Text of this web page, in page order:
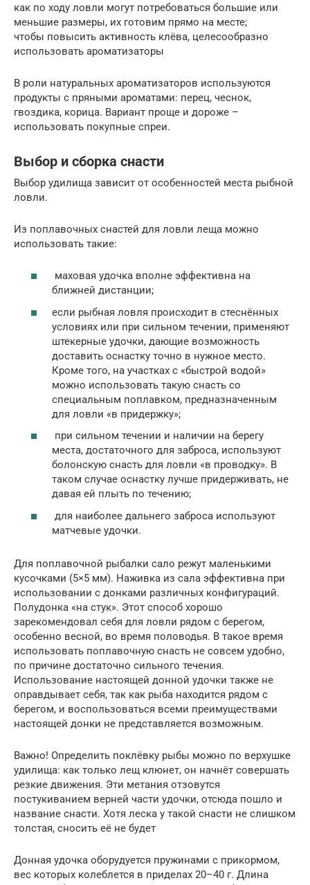
как по ходу ловли могут потребоваться большие или
меньшие размеры, их готовим прямо на месте;
чтобы повысить активность клёва, целесообразно
использовать ароматизаторы
В роли натуральных ароматизаторов используются
продукты с пряными ароматами: перец, чеснок,
гвоздика, корица. Вариант проще и дороже –
использовать покупные спреи.
Выбор и сборка снасти
Выбор удилища зависит от особенностей места рыбной
ловли.
Из поплавочных снастей для ловли леща можно
использовать такие:
маховая удочка вполне эффективна на
ближней дистанции;
если рыбная ловля происходит в стеснённых
условиях или при сильном течении, применяют
штекерные удочки, дающие возможность
доставить оснастку точно в нужное место.
Кроме того, на участках с «быстрой водой»
можно использовать такую снасть со
специальным поплавком, предназначенным
для ловли «в придержку»;
при сильном течении и наличии на берегу
места, достаточного для заброса, используют
болонскую снасть для ловли «в проводку». В
таком случае оснастку лучше придерживать, не
давая ей плыть по течению;
для наиболее дальнего заброса используют
матчевые удочки.
Для поплавочной рыбалки сало режут маленькими
кусочками (5×5 мм). Наживка из сала эффективна при
использовании с донками различных конфигураций.
Полудонка «на стук». Этот способ хорошо
зарекомендовал себя для ловли рядом с берегом,
особенно весной, во время половодья. В такое время
использовать поплавочную снасть не совсем удобно,
по причине достаточно сильного течения.
Использование настоящей донной удочки также не
оправдывает себя, так как рыба находится рядом с
берегом, и воспользоваться всеми преимуществами
настоящей донки не представляется возможным.
Важно! Определить поклёвку рыбы можно по верхушке
удилища: как только лещ клюнет, он начнёт совершать
резкие движения. Эти метания отзовутся
постукиванием верней части удочки, отсюда пошло и
название снасти. Хотя леска у такой снасти не слишком
толстая, сносить её не будет
Донная удочка оборудуется пружинами с прикормом,
вес которых колеблется в приделах 20–40 г. Длина